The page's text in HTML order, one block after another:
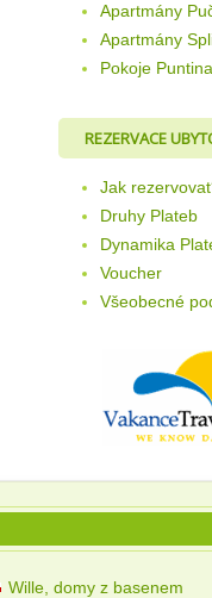
Apartmány
Apartmány
Pokoje
REZERVACE
Jak
Druhy Plateb
Dynamika
Voucher
Všeobecné
Wille, domy z basenem